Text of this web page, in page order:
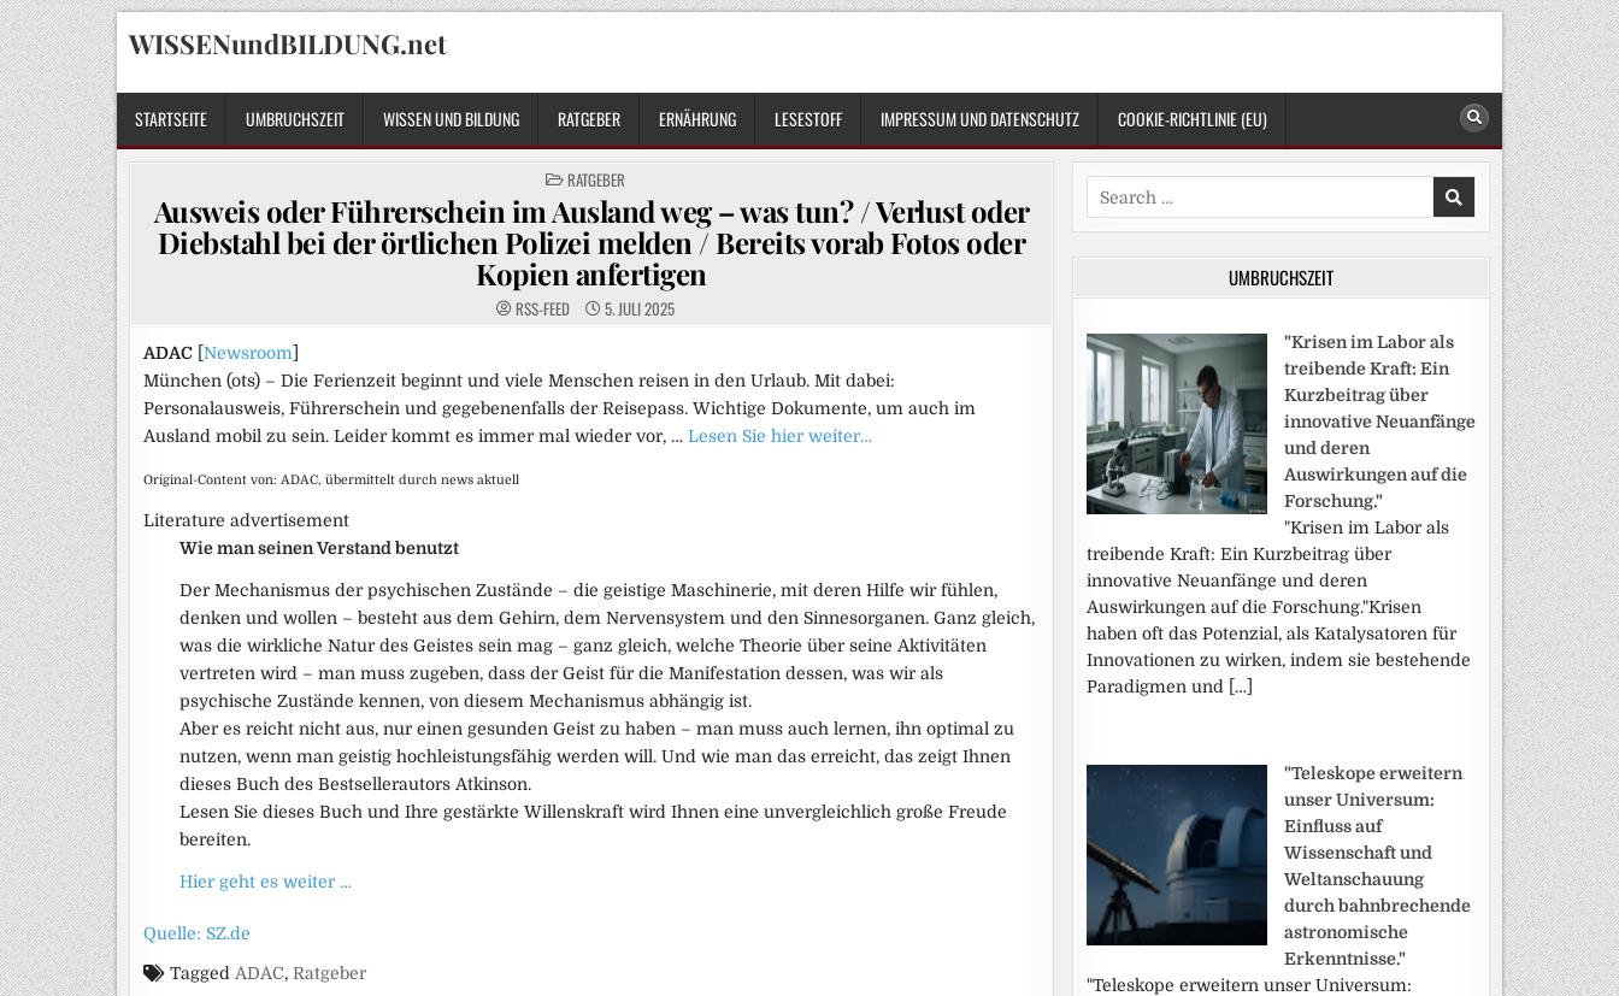
Skip
to
content
WISSENundBILDUNG.net
STARTSEITE UMBRUCHSZEIT WISSEN UND BILDUNG RATGEBER ERNÄHRUNG LESESTOFF IMPRESSUM UND DATENSCHUTZ COOKIE-RICHTLINIE (EU)
POSTED
IN
RATGEBER
Ausweis oder Führerschein im Ausland weg – was tun? / Verlust oder
Diebstahl bei der örtlichen Polizei melden / Bereits vorab Fotos oder
Kopien anfertigen
RSS-FEED 5. JULI 2025
ADAC Newsroom
München (ots) – Die Ferienzeit beginnt und viele Menschen reisen in den Urlaub. Mit dabei:
Personalausweis, Führerschein und gegebenenfalls der Reisepass. Wichtige Dokumente, um auch im
Ausland mobil zu sein. Leider kommt es immer mal wieder vor, … Lesen Sie hier weiter…
Original-Content von: ADAC, übermittelt durch news aktuell
Literature advertisement
Wie man seinen Verstand benutzt
Der Mechanismus der psychischen Zustände – die geistige Maschinerie, mit deren Hilfe wir fühlen,
denken und wollen – besteht aus dem Gehirn, dem Nervensystem und den Sinnesorganen. Ganz gleich,
was die wirkliche Natur des Geistes sein mag – ganz gleich, welche Theorie über seine Aktivitäten
vertreten wird – man muss zugeben, dass der Geist für die Manifestation dessen, was wir als
psychische Zustände kennen, von diesem Mechanismus abhängig ist.
Aber es reicht nicht aus, nur einen gesunden Geist zu haben – man muss auch lernen, ihn optimal zu
nutzen, wenn man geistig hochleistungsfähig werden will. Und wie man das erreicht, das zeigt Ihnen
dieses Buch des Bestsellerautors Atkinson.
Lesen Sie dieses Buch und Ihre gestärkte Willenskraft wird Ihnen eine unvergleichlich große Freude
bereiten.
Hier geht es weiter …
Quelle: SZ.de
Tagged ADAC, Ratgeber
Search
for:
UMBRUCHSZEIT
"Krisen im Labor als
treibende Kraft: Ein
Kurzbeitrag über
innovative Neuanfänge
und deren
Auswirkungen auf die
Forschung."
"Krisen im Labor als
treibende Kraft: Ein Kurzbeitrag über
innovative Neuanfänge und deren
Auswirkungen auf die Forschung."Krisen
haben oft das Potenzial, als Katalysatoren für
Innovationen zu wirken, indem sie bestehende
Paradigmen und […]
"Teleskope erweitern
unser Universum:
Einfluss auf
Wissenschaft und
Weltanschauung
durch bahnbrechende
astronomische
Erkenntnisse."
"Teleskope erweitern unser Universum: